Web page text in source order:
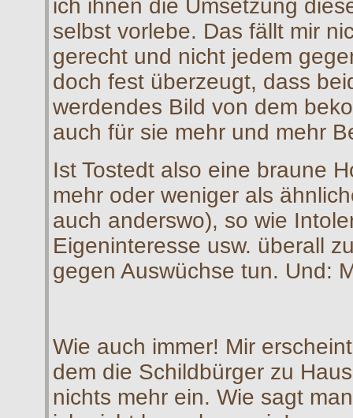
ich ihnen die Umsetzung
selbst vorlebe. Das fällt mir
gerecht und nicht jedem
doch fest überzeugt, dass
werdendes Bild von dem
auch für sie mehr und mehr
Ist Tostedt also eine braune
mehr oder weniger als
auch anderswo), so wie
Eigeninteresse usw. überall
gegen Auswüchse tun. Und:
Wie auch immer! Mir
dem die Schildbürger zu
nichts mehr ein. Wie sagt